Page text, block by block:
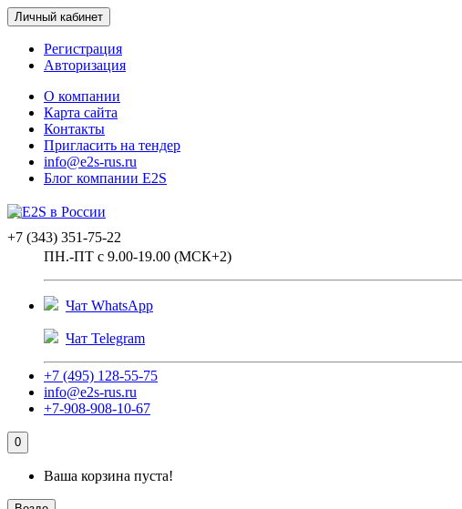
Личный кабинет
Регистрация
Авторизация
О компании
Карта сайта
Контакты
Пригласить на тендер
info@e2s-rus.ru
Блог компании E2S
+7 (343) 351-75-22
ПН.-ПТ с 9.00-19.00 (МСК+2)
Чат WhatsApp
Чат Telegram
+7 (495) 128-55-75
info@e2s-rus.ru
+7-908-908-10-67
0
Ваша корзина пуста!